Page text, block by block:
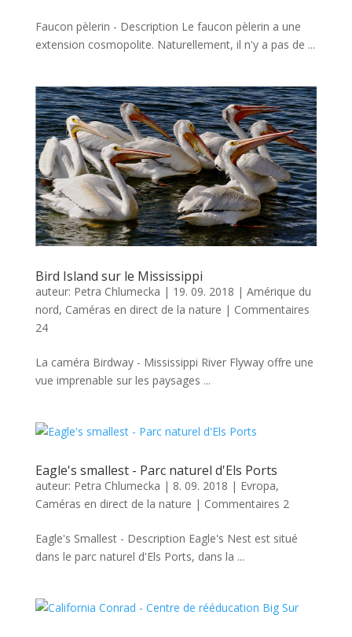
Faucon pèlerin - Description Le faucon pèlerin a une
extension cosmopolite. Naturellement, il n'y a pas de ...
Bird Island sur le Mississippi
auteur: Petra Chlumecka | 19. 09. 2018 | Amérique du
nord, Caméras en direct de la nature | Commentaires
24
La caméra Birdway - Mississippi River Flyway offre une
vue imprenable sur les paysages ...
Eagle's smallest - Parc naturel d'Els Ports
auteur: Petra Chlumecka | 8. 09. 2018 | Evropa,
Caméras en direct de la nature | Commentaires 2
Eagle's Smallest - Description Eagle's Nest est situé
dans le parc naturel d'Els Ports, dans la ...